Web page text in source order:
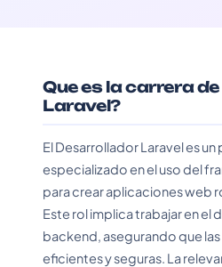
Que es la carrera
Laravel?
El Desarrollador Laravel es
especializado en el uso del
para crear aplicaciones web
Este rol implica trabajar en el
backend, asegurando que
eficientes y seguras. La